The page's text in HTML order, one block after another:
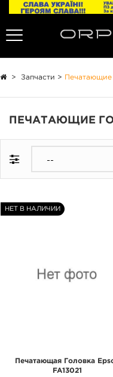
> Запчасти > Печатающие
ПЕЧАТАЮЩИЕ
НЕТ В НАЛИЧИИ
Печатающая Головка
FA13021